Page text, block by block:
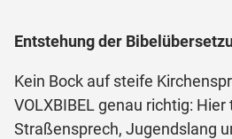
Entstehung der
Kein Bock auf steife
VOLXBIBEL genau richtig:
Straßensprech, Jugendslang